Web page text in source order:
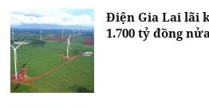
Điện Gia Lai lãi
1.700 tỷ đồng